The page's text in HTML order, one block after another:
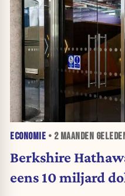
ECONOMIE • 2 MAANDEN
Berkshire
eens 10 miljard